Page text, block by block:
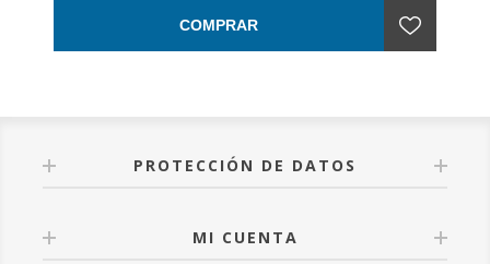
enhorabuena, pues el estudio de Margarita Álvarez
Rodríguez es el primero importantes, serio y riguroso
que se realiza sobre el habla de la Omaña Baja".
COMPRAR
PROTECCIÓN DE DATOS
MI CUENTA